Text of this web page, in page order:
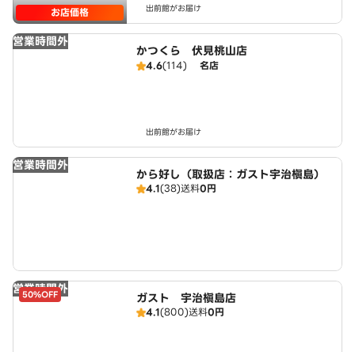
お店価格 出前館がお届け
営業時間外
かつくら 伏見桃山店
4.6(114) 名店
出前館がお届け
営業時間外
から好し（取扱店：ガスト宇治槇島）
4.1(38)送料0円
営業時間外
50%OFF ガスト 宇治槇島店
4.1(800)送料0円